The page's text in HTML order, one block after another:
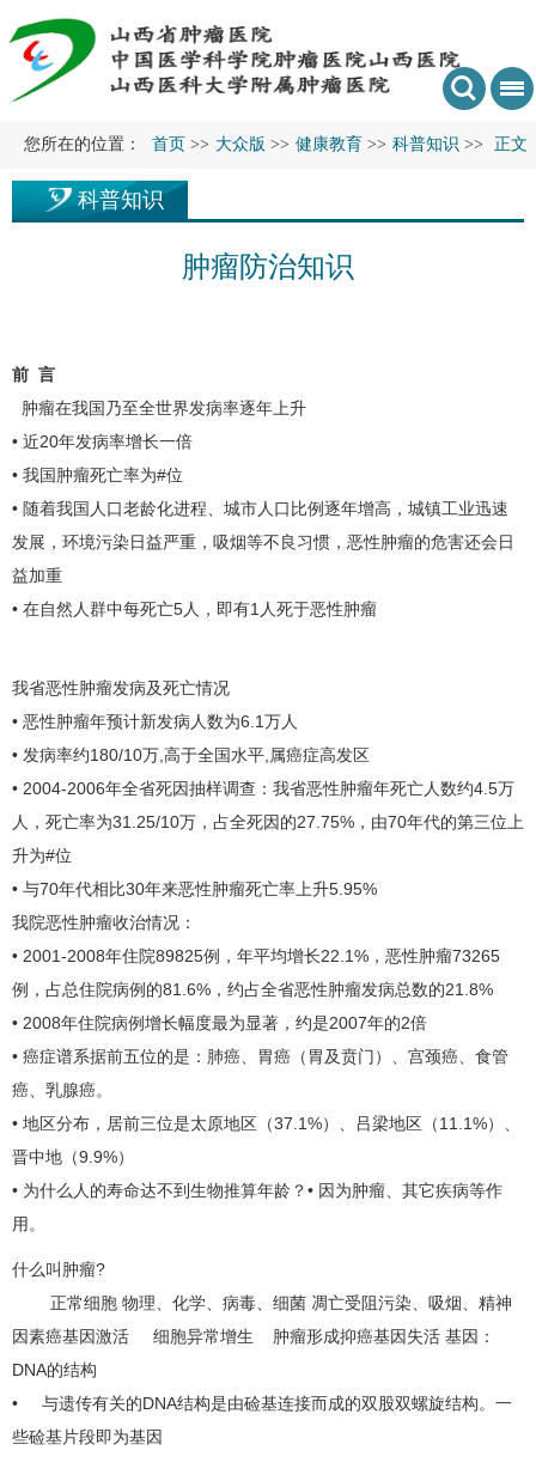
您所在的位置： 首页 >> 大众版 >> 健康教育 >> 科普知识 >> 正文
科普知识
肿瘤防治知识
前 言
肿瘤在我国乃至全世界发病率逐年上升
• 近20年发病率增长一倍
• 我国肿瘤死亡率为#位
• 随着我国人口老龄化进程、城市人口比例逐年增高，城镇工业迅速
发展，环境污染日益严重，吸烟等不良习惯，恶性肿瘤的危害还会日
益加重
• 在自然人群中每死亡5人，即有1人死于恶性肿瘤
我省恶性肿瘤发病及死亡情况
• 恶性肿瘤年预计新发病人数为6.1万人
• 发病率约180/10万,高于全国水平,属癌症高发区
• 2004-2006年全省死因抽样调查：我省恶性肿瘤年死亡人数约4.5万
人，死亡率为31.25/10万，占全死因的27.75%，由70年代的第三位上
升为#位
• 与70年代相比30年来恶性肿瘤死亡率上升5.95%
我院恶性肿瘤收治情况：
• 2001-2008年住院89825例，年平均增长22.1%，恶性肿瘤73265
例，占总住院病例的81.6%，约占全省恶性肿瘤发病总数的21.8%
• 2008年住院病例增长幅度最为显著，约是2007年的2倍
• 癌症谱系据前五位的是： 肺癌 胃癌 （胃及贲门）、 宫颈癌
食管
癌
乳腺癌。
• 地区分布，居前三位是太原地区（37.1%）、吕梁地区（11.1%）、
晋中地（9.9%）
• 为什么人的寿命达不到生物推算年龄？• 因为肿瘤、其它疾病等作
用。
什么叫肿瘤?
正常细胞 物理、化学、病毒、细菌 凋亡受阻污染、吸烟、精神
因素癌基因激活 细胞异常增生 肿瘤形成抑癌基因失活 基因：
DNA的结构
• 与遗传有关的DNA结构是由硷基连接而成的双股双螺旋结构。一
些硷基片段即为基因